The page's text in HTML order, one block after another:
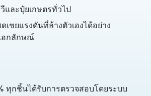
และปุ๋ยเกษตรทั่วไป
เชยแรงดันที่ล้างตัวเองได้อย่าง
อกลักษณ์
ทุกชิ้นได้รับการตรวจสอบโดยระบบ